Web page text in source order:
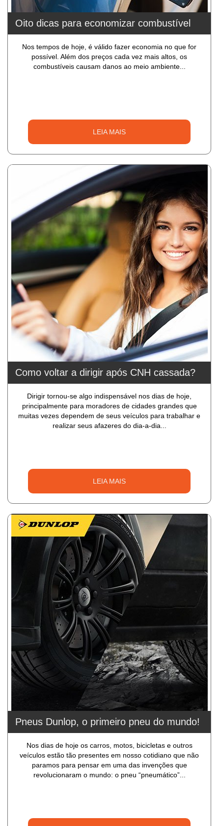
Oito dicas para economizar combustível
Nos tempos de hoje, é válido fazer economia no que for
possível. Além dos preços cada vez mais altos, os
combustíveis causam danos ao meio ambiente...
LEIA MAIS
Como voltar a dirigir após CNH cassada?
Dirigir tornou-se algo indispensável nos dias de hoje,
principalmente para moradores de cidades grandes que
muitas vezes dependem de seus veículos para trabalhar e
realizar seus afazeres do dia-a-dia...
LEIA MAIS
Pneus Dunlop, o primeiro pneu do mundo!
Nos dias de hoje os carros, motos, bicicletas e outros
veículos estão tão presentes em nosso cotidiano que não
paramos para pensar em uma das invenções que
revolucionaram o mundo: o pneu “pneumático”...